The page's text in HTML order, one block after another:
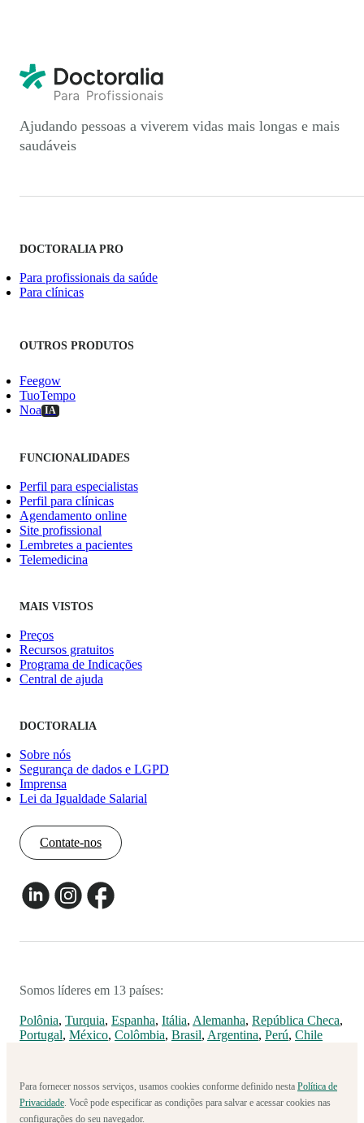
Ajudando pessoas a viverem vidas mais longas e mais
saudáveis
DOCTORALIA PRO
Para profissionais da saúde
Para clínicas
OUTROS PRODUTOS
Feegow
TuoTempo
Noa IA
FUNCIONALIDADES
Perfil para especialistas
Perfil para clínicas
Agendamento online
Site profissional
Lembretes a pacientes
Telemedicina
MAIS VISTOS
Preços
Recursos gratuitos
Programa de Indicações
Central de ajuda
DOCTORALIA
Sobre nós
Segurança de dados e LGPD
Imprensa
Lei da Igualdade Salarial
Contate-nos
Somos líderes em 13 países:
Polônia, Turquia, Espanha, Itália, Alemanha, República Checa,
Portugal, México, Colômbia, Brasil, Argentina, Perú, Chile
Para fornecer nossos serviços, usamos cookies conforme definido nesta Política de
Privacidade. Você pode especificar as condições para salvar e acessar cookies nas
configurações do seu navegador.